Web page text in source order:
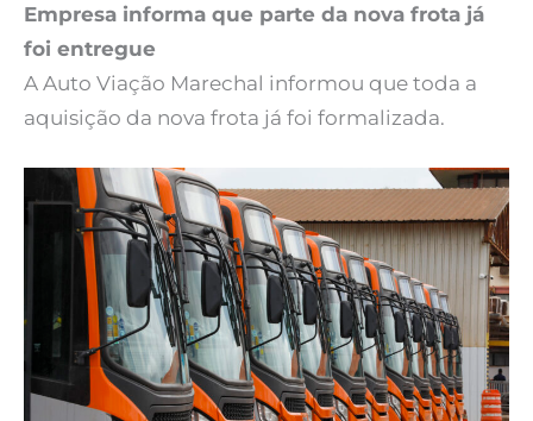
Empresa informa que parte da nova frota já
foi entregue
A Auto Viação Marechal informou que toda a
aquisição da nova frota já foi formalizada.